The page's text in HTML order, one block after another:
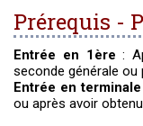
Prérequis -
Entrée en 1ère:
seconde générale
Entrée en terminale
ou après avoir